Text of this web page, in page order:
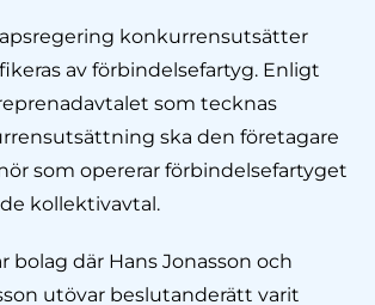
konkurrensutsätter
av förbindelsefartyg. Enligt
som tecknas
ska den företagare
som opererar förbindelsefartyget
kollektivavtal.
bolag där Hans Jonasson och
utövar beslutanderätt varit